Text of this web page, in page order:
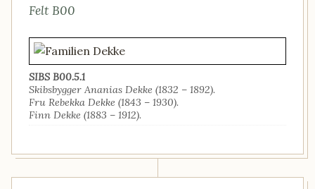
Felt B00
SIBS B00.5.1
Skibsbygger Ananias Dekke (1832 – 1892).
Fru Rebekka Dekke (1843 – 1930).
Finn Dekke (1883 – 1912).